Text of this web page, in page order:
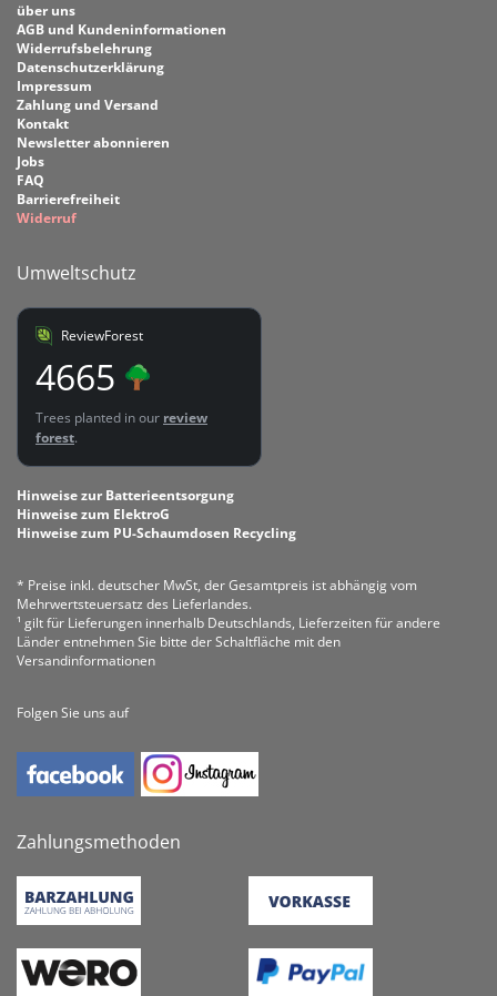
über uns
AGB und Kundeninformationen
Widerrufsbelehrung
Datenschutzerklärung
Impressum
Zahlung und Versand
Kontakt
Newsletter abonnieren
Jobs
FAQ
Barrierefreiheit
Widerruf
Umweltschutz
ReviewForest
4665
Trees planted in our review
forest.
Hinweise zur Batterieentsorgung
Hinweise zum ElektroG
Hinweise zum PU-Schaumdosen Recycling
* Preise inkl. deutscher MwSt, der Gesamtpreis ist abhängig vom
Mehrwertsteuersatz des Lieferlandes.
¹ gilt für Lieferungen innerhalb Deutschlands, Lieferzeiten für andere
Länder entnehmen Sie bitte der Schaltfläche mit den
Versandinformationen
Folgen Sie uns auf
Zahlungsmethoden